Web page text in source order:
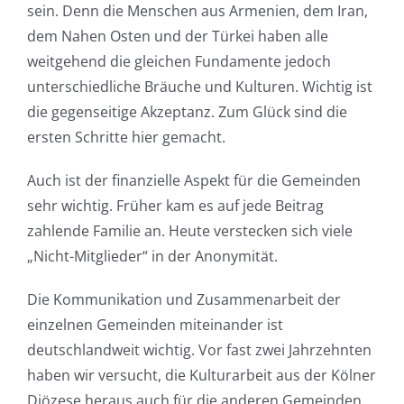
sein. Denn die Menschen aus Armenien, dem Iran,
dem Nahen Osten und der Türkei haben alle
weitgehend die gleichen Fundamente jedoch
unterschiedliche Bräuche und Kulturen. Wichtig ist
die gegenseitige Akzeptanz. Zum Glück sind die
ersten Schritte hier gemacht.
Auch ist der finanzielle Aspekt für die Gemeinden
sehr wichtig. Früher kam es auf jede Beitrag
zahlende Familie an. Heute verstecken sich viele
„Nicht-Mitglieder“ in der Anonymität.
Die Kommunikation und Zusammenarbeit der
einzelnen Gemeinden miteinander ist
deutschlandweit wichtig. Vor fast zwei Jahrzehnten
haben wir versucht, die Kulturarbeit aus der Kölner